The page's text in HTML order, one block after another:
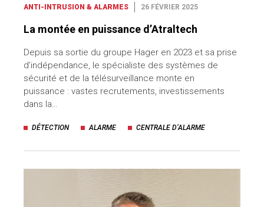
ANTI-INTRUSION & ALARMES 26 FÉVRIER 2025
La montée en puissance d’Atraltech
Depuis sa sortie du groupe Hager en 2023 et sa prise
d’indépendance, le spécialiste des systèmes de
sécurité et de la télésurveillance monte en
puissance : vastes recrutements, investissements
dans la…
DÉTECTION ALARME CENTRALE D’ALARME